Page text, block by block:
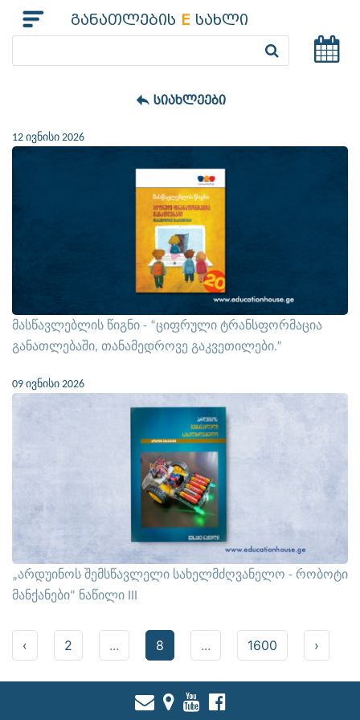
განათლების E სახლი
სიახლეები
12 ივნისი 2026
მასწავლებლის წიგნი - “ციფრული ტრანსფორმაცია
განათლებაში, თანამედროვე გაკვეთილები.”
09 ივნისი 2026
„არდუინოს შემსწავლელი სახელმძღვანელო - რობოტი
მანქანები“ ნაწილი III
‹ 2 ... 8 ... 1600 ›